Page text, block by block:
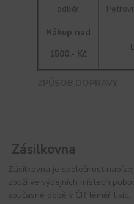
odběr
Nákup nad
1500,- Kč
Zásilkovna
Zásilkovna je společnost
zboží ve výdejních místech
současné době v ČR téměř tisíc.